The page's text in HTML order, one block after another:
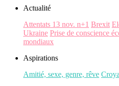
Actualité
Attentats 13 nov. n+1 Brexit
Ukraine Prise de conscience
mondiaux
Aspirations
Amitié, sexe, genre, rêve